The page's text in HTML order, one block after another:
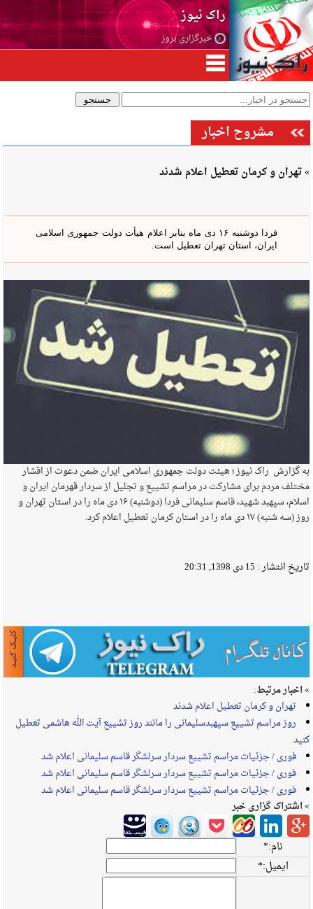
راک نیوز
خبرگزاری بروز
مشروح اخبار
» تهران و کرمان تعطیل اعلام شدند
فردا دوشنبه ۱۶ دی ماه بنابر اعلام هیأت دولت جمهوری اسلامی
ایران، استان تهران تعطیل است.
به گزارش راک نیوز ؛ هیئت دولت جمهوری اسلامی ایران ضمن دعوت از اقشار
مختلف مردم برای مشارکت در مراسم تشییع و تجلیل از سردار قهرمان ایران و
اسلام، سپهبد شهید، قاسم سلیمانی فردا (دوشنبه) ۱۶ دی ماه را در استان تهران و
روز (سه شنبه) ۱۷ دی ماه را در استان کرمان تعطیل اعلام کرد.
تاریخ انتشار : 15 دی 1398, 20:31
» اخبار مرتبط:
تهران و کرمان تعطیل اعلام شدند
روز مراسم تشییع سپهبدسلیمانی را مانند روز تشییع آیت الله هاشمی تعطیل
کنید
فوری / جزئیات مراسم تشییع سردار سرلشگر قاسم سلیمانی اعلام شد
فوری / جزئیات مراسم تشییع سردار سرلشگر قاسم سلیمانی اعلام شد
فوری / جزئیات مراسم تشییع سردار سرلشگر قاسم سلیمانی اعلام شد
» اشتراک گزاری خبر
نام:*
ایمیل:*